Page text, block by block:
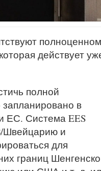
действует
полной
запланировано в
ЕС. Система EES
Швейцарию и
для
границ